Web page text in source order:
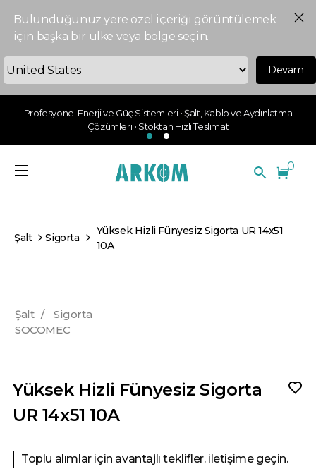
Bulunduğunuz yere özel içeriği görüntülemek
için başka bir ülke veya bölge seçin.
Devam
Profesyonel Enerji ve Güç Sistemleri • Şalt, Kablo ve Aydınlatma
Çözümleri • Stoktan Hızlı Teslimat
0
Şalt Sigorta
Yüksek Hizli Fünyesiz Sigorta UR 14x51
10A
Şalt /
Sigorta
SOCOMEC
Yüksek Hizli Fünyesiz Sigorta
UR 14x51 10A
Toplu alımlar için avantajlı teklifler. iletişime geçin.